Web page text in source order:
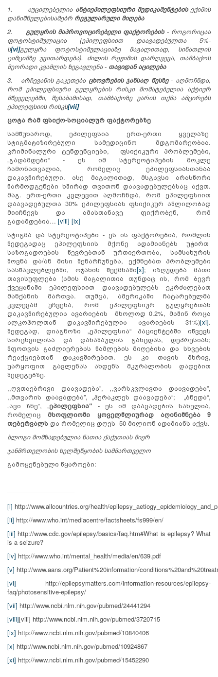
1. აუცილებელია ანტიეპილეფსიური მედიკამენტების ექიმის
დანიშნულებისამებრ რეგულარული მიღება
2. გულყრის მაპროვოცირებელი ფაქტორების- როგორიცაა
ფოტოსტიმულაცია (ეპილეფსიით დაავადებულთა 5%-
ს[vi]გულყრა ფოტოსტიმულაციაზე მაგალითად, სინათლის
ციმციმზე უვითარდება), ძილის რეჟიმის დარღვევა, თამბაქოს
მეორადი კვამლის ზეგავლენა - თავიდან აცილება
3. არჩევანის გაკეთება ცხოვრების ჯანსაღ წესზე- აღმოჩნდა,
რომ ეპილეფსიური გულყრების რისკი მომატებულია აქტიურ
მწეველებში, შესაბამისად, თამბაქოზე უარის თქმა ამცირებს
ეპილეფსიის რისკს[vii]
ცოტა რამ ფსიქო-სოციალურ ფაქტორებზე
სამწუხაროდ, ეპილეფსია ერთ-ერთი ყველაზე
სტიგმატიზირებული სამედიცინო მდგომარეობაა.
კრიმინალური ტენდენციები, ფსიქიკური პრობლემები,
„გადამდები“ - ეს იმ სტერეოტიპების მოკლე
ჩამონათვალია, რომელიც ეპილეფსიასთანაა
დაკავშირებული. ასე მაგალითად, მსგავსი არასწორი
წარმოდგენები ხშირად თვითონ დაავადებულებსაც აქვთ.
მაგ. ერთ-ერთი კვლევით აღმოჩნდა, რომ ეპილეფსიით
დაავადებულთა 30% ეპილეფსიას ფსიქიკურ აშლილობად
მიიჩნევს და ამასთანავე ფიქრობენ, რომ
გადამდებია… [viii] [ix]
სტიგმა და სტერეოტიპები - ეს ის ფაქტორებია, რომლის
შედეგადაც ეპილეფსიის მქონე ადამიანებს უჭირთ
საზოგადოების წევრებთან ურთიერთობა, სამსახურის
შოვნა და/ან მისი შენარჩუნება, ექმნებათ პრობლემები
სასწავლებლებში, ოჯახის შექმნაში[x]; იზღუდება მათი
თავისუფლება (ამის მაგალითია თუნდაც ის, რომ ბევრ
ქვეყანაში ეპილეფსიით დაავადებულებს ეკრძალებათ
მანქანის მართვა. თუმცა, ამერიკაში ჩატარებულმა
კვლევამ უჩვენა, რომ ეპილეფსიურ გულყრებთან
დაკავშირებულია ავარიების მხოლოდ 0.2%, მაშინ როცა
ალკოჰოლთან დაკავშირებულია ავარიების 31%)[xi].
შედეგად, დიაგნოზი „ეპილეფსია“ პაციენტებში იწვევს
სირცხვილისა და დანაშაულის განცდას, დეპრესიას;
შფოთვის გაძლიერებას წამლების მიღებისა და სხვების
რეაქციებთან დაკავშირებით. ეს კი თავის მხრივ,
უარყოფით გავლენას ახდენს მკურალობის დადებით
შედეგებზე.
,,ღვთაებრივი დაავადება”, ,,ვარსკვლავთა დაავადება”,
,,მთვარის დაავადება”, „ჰერაკლეს დაავადება“; „ბნედა“,
„ავი ზნე“, „ეპილეფსია“ - ეს იმ დაავადების სახელია,
რომელიცმსოფლიოში ყოველწლიურად აღინიშნება 9
თებერვალს და რომელიც დღეს 50 მილიონ ადამიანს აქვს.
ბლოგი მომზადებულია ნათია ქაქუთიას მიერ
ჯანმრთელობის ხელშეწყობის სამმართველო
გამოყენებული წყაროები:
[i] http://www.allcountries.org/health/
[ii] http://www.who.int/mediacentre/factsheets/fs999/en/
[iii] http://www.cdc.gov/epilepsy/basics/faq.htm#What is epilepsy? What
is a seizure?
[iv] http://www.who.int/mental_health/media/en/639.pdf
[v] http://www.aans.org/Patient%20information/conditions%20and%
[vi] http://epilepsymatters.com/information-resources/epilepsy-
faq/photosensitive-epilepsy/
[vii] http://www.ncbi.nlm.nih.gov/pubmed/24441294
[viii][viii] http://www.ncbi.nlm.nih.gov/pubmed/3720715
[ix] http://www.ncbi.nlm.nih.gov/pubmed/10840406
[x] http://www.ncbi.nlm.nih.gov/pubmed/10924867
[xi] http://www.ncbi.nlm.nih.gov/pubmed/15452290